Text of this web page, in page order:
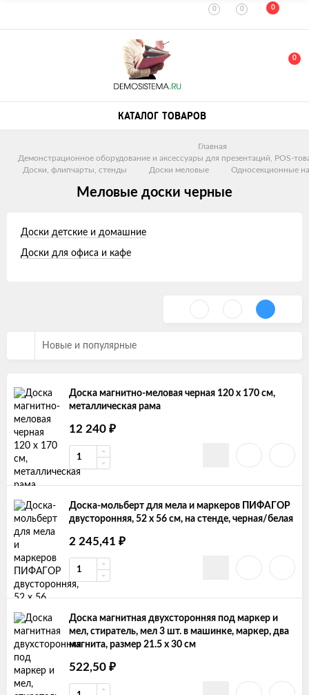
0 0 0
0
КАТАЛОГ ТОВАРОВ
Главная
Демонстрационное оборудование и аксессуары для презентаций, POS-
Доски, флипчарты, стенды
Доски меловые Односекционные
Меловые доски черные
Доски детские и домашние
Доски для офиса и кафе
Новые и популярные
Доска магнитно-меловая черная 120 х 170 см,
металлическая рама
12 240 ₽
Доска-мольберт для мела и маркеров ПИФАГОР
двусторонняя, 52 x 56 см, на стенде, черная/белая
2 245,41 ₽
Доска магнитная двухсторонняя под маркер и
мел, стиратель, мел 3 шт. в машинке, маркер, два
магнита, размер 21.5 х 30 см
522,50 ₽